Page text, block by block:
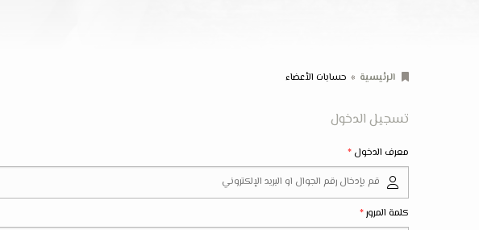
الرئيسية حسابات الأعضاء
تسجيل الدخول
معرف الدخول
كلمة المرور